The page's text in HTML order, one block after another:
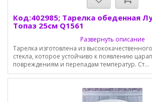
Код:402985; Тарелка обеденная
Топаз 25см Q1561
Развернуть описание
Тарелка изготовлена из
стекла, которое устойчиво к появлению
повреждениям и перепадам температур. Ст...